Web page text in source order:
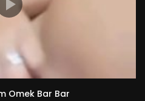
Omek Bar Bar